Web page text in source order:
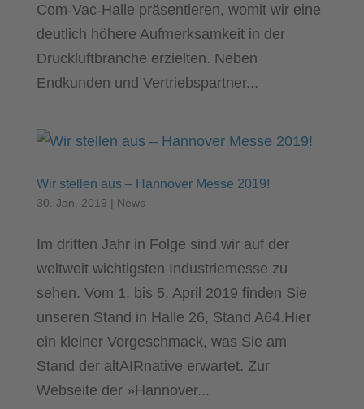
Com-Vac-Halle präsentieren, womit wir eine
deutlich höhere Aufmerksamkeit in der
Druckluftbranche erzielten. Neben
Endkunden und Vertriebspartner...
Wir stellen aus – Hannover Messe 2019!
30. Jan. 2019 | News
Im dritten Jahr in Folge sind wir auf der
weltweit wichtigsten Industriemesse zu
sehen. Vom 1. bis 5. April 2019 finden Sie
unseren Stand in Halle 26, Stand A64.Hier
ein kleiner Vorgeschmack, was Sie am
Stand der altAIRnative erwartet. Zur
Webseite der »Hannover...